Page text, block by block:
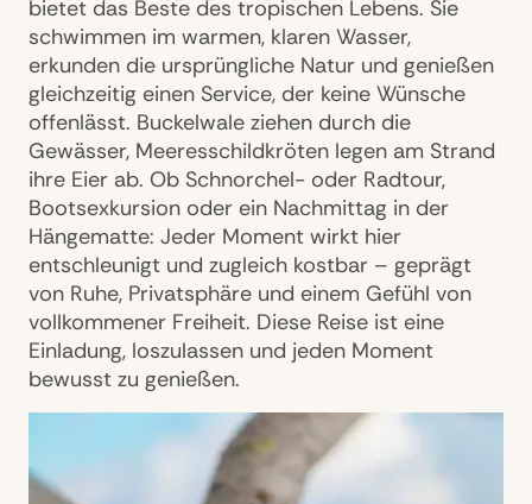
bietet das Beste des tropischen Lebens. Sie
schwimmen im warmen, klaren Wasser,
erkunden die ursprüngliche Natur und genießen
gleichzeitig einen Service, der keine Wünsche
offenlässt. Buckelwale ziehen durch die
Gewässer, Meeresschildkröten legen am Strand
ihre Eier ab. Ob Schnorchel- oder Radtour,
Bootsexkursion oder ein Nachmittag in der
Hängematte: Jeder Moment wirkt hier
entschleunigt und zugleich kostbar – geprägt
von Ruhe, Privatsphäre und einem Gefühl von
vollkommener Freiheit. Diese Reise ist eine
Einladung, loszulassen und jeden Moment
bewusst zu genießen.